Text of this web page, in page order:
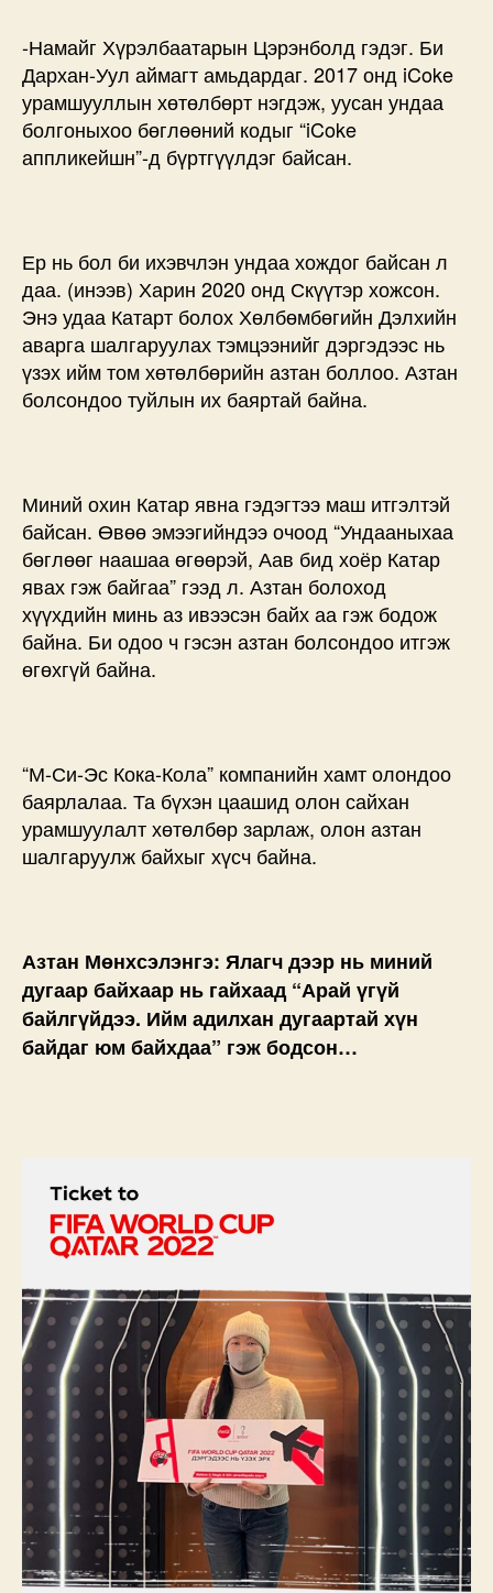
-Намайг Хүрэлбаатарын Цэрэнболд гэдэг. Би
Дархан-Уул аймагт амьдардаг. 2017 онд iCoke
урамшууллын хөтөлбөрт нэгдэж, уусан ундаа
болгоныхоо бөглөөний кодыг “iCoke
аппликейшн”-д бүртгүүлдэг байсан.
Ер нь бол би ихэвчлэн ундаа хождог байсан л
даа. (инээв) Харин 2020 онд Скүүтэр хожсон.
Энэ удаа Катарт болох Хөлбөмбөгийн Дэлхийн
аварга шалгаруулах тэмцээнийг дэргэдээс нь
үзэх ийм том хөтөлбөрийн азтан боллоо. Азтан
болсондоо туйлын их баяртай байна.
Миний охин Катар явна гэдэгтээ маш итгэлтэй
байсан. Өвөө эмээгийндээ очоод “Ундааныхаа
бөглөөг наашаа өгөөрэй, Аав бид хоёр Катар
явах гэж байгаа” гээд л. Азтан болоход
хүүхдийн минь аз ивээсэн байх аа гэж бодож
байна. Би одоо ч гэсэн азтан болсондоо итгэж
өгөхгүй байна.
“М-Си-Эс Кока-Кола” компанийн хамт олондоо
баярлалаа. Та бүхэн цаашид олон сайхан
урамшуулалт хөтөлбөр зарлаж, олон азтан
шалгаруулж байхыг хүсч байна.
Азтан Мөнхсэлэнгэ: Ялагч дээр нь миний
дугаар байхаар нь гайхаад “Арай үгүй
байлгүйдээ. Ийм адилхан дугаартай хүн
байдаг юм байхдаа” гэж бодсон…